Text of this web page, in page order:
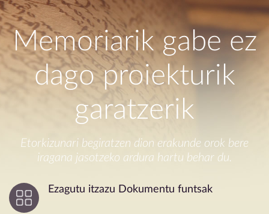
Memoriarik gabe ez
dagoproiekturik
garatzerik
Etorkizunari begiratzen dion erakunde orok bere
iragana jasotzeko ardura hartu behar du.
Ezagutu itzazu Dokumentu funtsak